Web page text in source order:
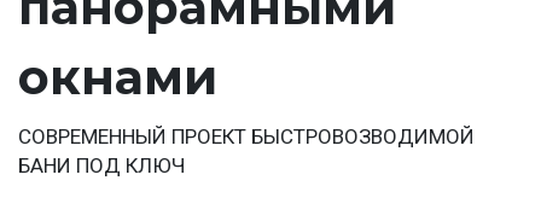
окнами
СОВРЕМЕННЫЙ ПРОЕКТ БЫСТРОВОЗВОДИМОЙ
БАНИ ПОД КЛЮЧ